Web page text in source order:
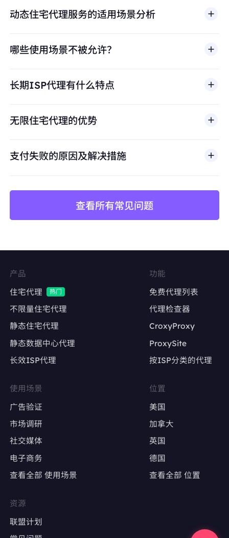
亚马逊、eBay、Shopify等平台的多账号运营，
保持每个店铺独立的IP身份，防止平台风控检测
长期稳定抓取竞品价格、库存、评论数据
矩阵账号运营
多账号管理
维持账号稳定的登录IP，降低异常登录风险
内容发布与互动
自动化发帖、点赞、评论，模拟真实用户行为
避免因IP变动导致账号被限流或封禁
Google Ads、Facebook Ads等广告平台的多
账户操作
确保每个广告账户使用固定IP，避免因IP变动触
发审核
广告效果测试
精准定位特定地区，测试广告投放效果
动态住宅代理服务的适用场景分析
哪些使用场景不被允许？
滥用、未经授权访问、绕过安全机制，或违反适用法律
业场景，包括公开网页数据访问、
、价格监
长期ISP代理有什么特点
无限住宅代理的优势
支付失败的原因及解决措施
查看所有常见问题
产品
住宅代理
热门
不限量住宅代理
静态住宅代理
静态数据中心代理
长效ISP代理
功能
免费代理列表
代理检查器
CroxyProxy
ProxySite
按ISP分类的代理
使用场景
广告验证
市场调研
社交媒体
电子商务
查看全部 使用场景
位置
美国
加拿大
英国
德国
查看全部 位置
资源
联盟计划